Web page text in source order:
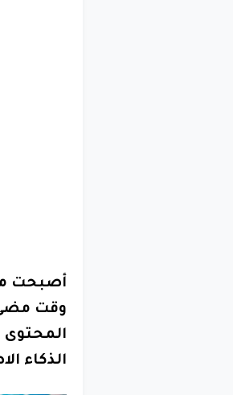
أصبحت
وقت
المحتوى
الذكاء